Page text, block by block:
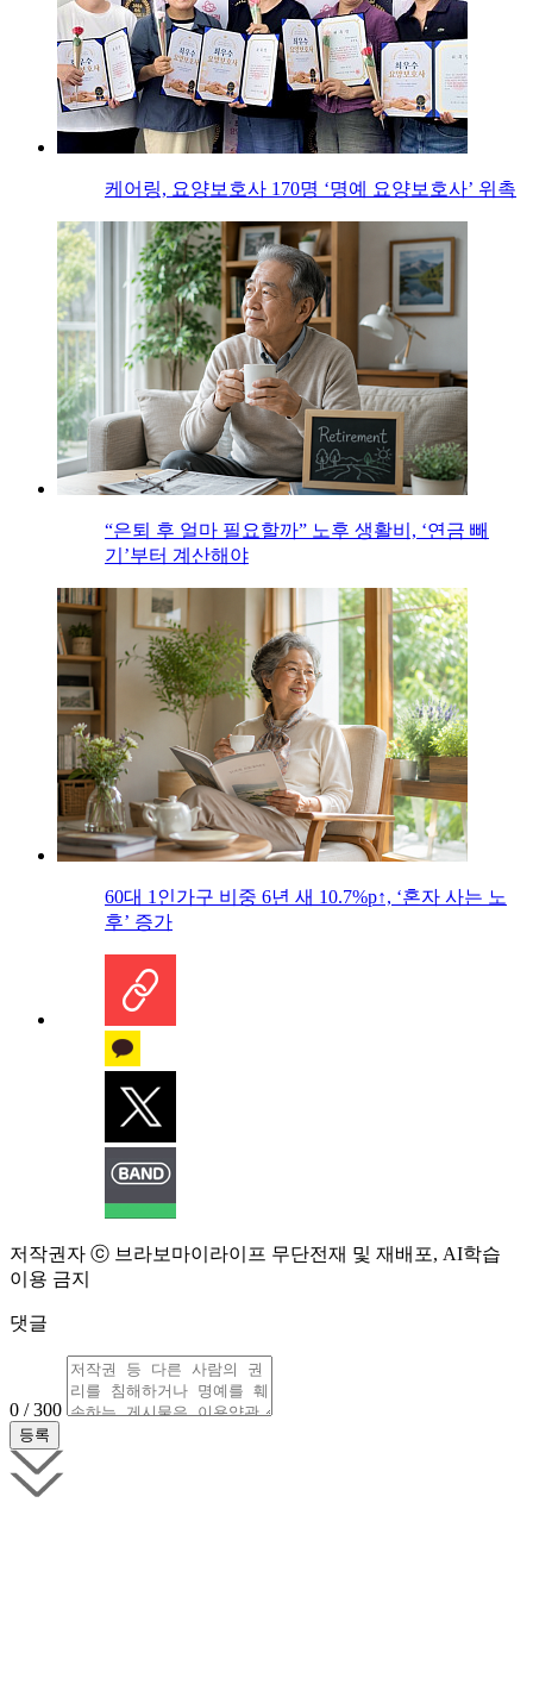
케어링, 요양보호사 170명 ‘명예 요양보호사’ 위촉
“은퇴 후 얼마 필요할까” 노후 생활비, ‘연금 빼
기’부터 계산해야
60대 1인가구 비중 6년 새 10.7%p↑, ‘혼자 사는 노
후’ 증가
저작권자 ⓒ 브라보마이라이프 무단전재 및 재배포, AI학습
이용 금지
댓글
0 / 300